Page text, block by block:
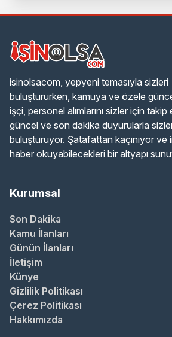
isinolsacom, yepyeni temasıyla sizleri
buluştururken, kamuya ve özele
işçi, personel alımlarını sizler için takip
güncel ve son dakika duyurularla
buluşturuyor. Şatafattan kaçınıyor ve
haber okuyabilecekleri bir altyapı
Kurumsal
Son Dakika
Kamu İlanları
Günün İlanları
İletişim
Künye
Gizlilik Politikası
Çerez Politikası
Hakkımızda